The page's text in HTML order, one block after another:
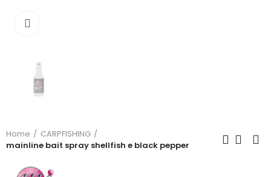
Home
CARPFISHING
mainline bait spray shellfish e black pepper